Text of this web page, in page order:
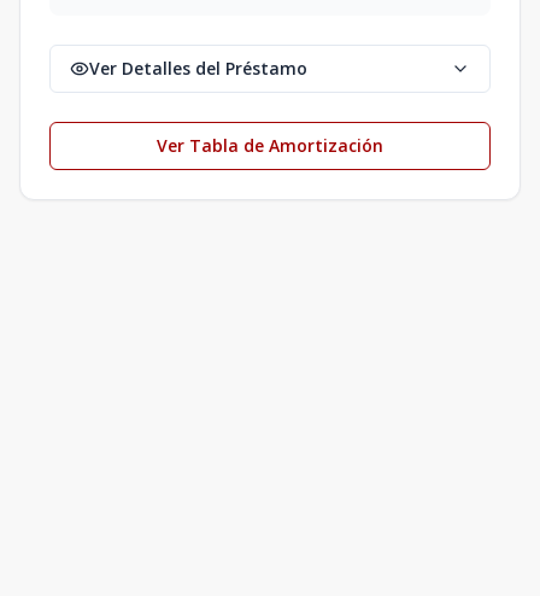
Ver Detalles del Préstamo
Ver Tabla de Amortización